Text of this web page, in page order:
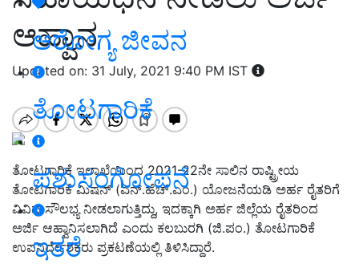
ಆರೋಗ್ಯ ಜೀವನ
ತೋಟಗಾರಿಕೆ
ಪಶುಸಂಗೋಪನೆ
ಇತರೆ
ಆಹ್ವಾನ
Updated on: 31 July, 2021 9:40 PM IST
ತೋಟಗಾರಿಕೆ ಇಲಾಖೆಯಿಂದ 2021-22ನೇ ಸಾಲಿನ ರಾಷ್ಟ್ರೀಯ
ತೋಟಗಾರಿಕೆ ಮಿಷನ್ (ಎನ್.ಹೆಚ್.ಎಂ.) ಯೋಜನೆಯಡಿ ಅರ್ಹ ರೈತರಿಗೆ
ವಿವಿಧ ಸೌಲಭ್ಯ ನೀಡಲಾಗುತ್ತಿದ್ದು, ಇದಕ್ಕಾಗಿ ಅರ್ಹ ಜಿಲ್ಲೆಯ ರೈತರಿಂದ
ಅರ್ಜಿ ಆಹ್ವಾನಿಸಲಾಗಿದೆ ಎಂದು ಕಲಬುರಗಿ (ಜಿ.ಪಂ.) ತೋಟಗಾರಿಕೆ
ಉಪನಿರ್ದೇಶಕರು ಪ್ರಕಟಣೆಯಲ್ಲಿ ತಿಳಿಸಿದ್ದಾರೆ.